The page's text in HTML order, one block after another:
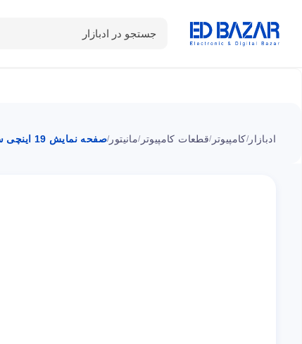
جستجو در ادبازار
دسته بندی محصولات
ادبازار /کامپیوتر /قطعات کامپیوتر /مانیتور /صفحه نمایش 19 اینچی سامسونگ مدل SF350